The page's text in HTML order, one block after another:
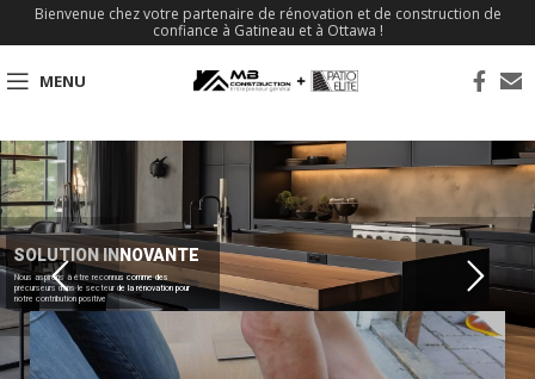
Bienvenue chez votre partenaire de rénovation et de construction de
confiance à Gatineau et à Ottawa !
MENU
SOLUTION INNOVANTE
Nous aspirons à être reconnus comme des
précurseurs dans le secteur de la rénovation pour
notre contribution positive